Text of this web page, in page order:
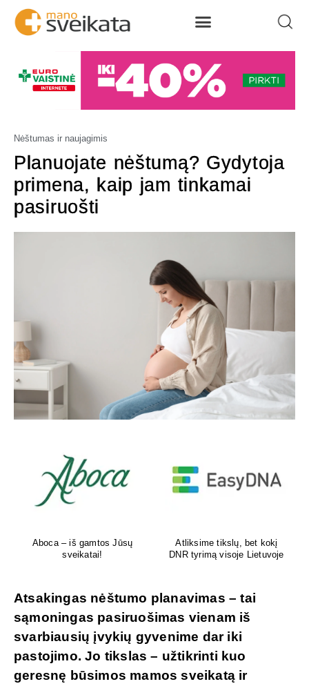
Nėštumas ir naujagimis
Planuojate nėštumą? Gydytoja
primena, kaip jam tinkamai
pasiruošti
Aboca – iš gamtos Jūsų
sveikatai!
Atliksime tikslų, bet kokį
DNR tyrimą visoje Lietuvoje
Atsakingas nėštumo planavimas – tai
sąmoningas pasiruošimas vienam iš
svarbiausių įvykių gyvenime dar iki
pastojimo. Jo tikslas – užtikrinti kuo
geresnę būsimos mamos sveikatą ir